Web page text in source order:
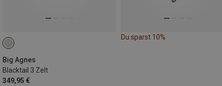
Big Agnes
Blacktail 3 Zelt
349,95 €
Du sparst 10%